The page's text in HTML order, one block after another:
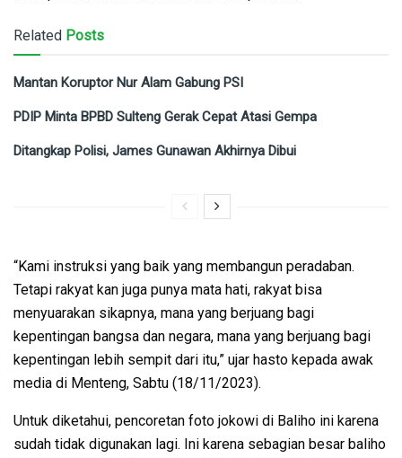
Related Posts
Mantan Koruptor Nur Alam Gabung PSI
PDIP Minta BPBD Sulteng Gerak Cepat Atasi Gempa
Ditangkap Polisi, James Gunawan Akhirnya Dibui
“Kami instruksi yang baik yang membangun peradaban.
Tetapi rakyat kan juga punya mata hati, rakyat bisa
menyuarakan sikapnya, mana yang berjuang bagi
kepentingan bangsa dan negara, mana yang berjuang bagi
kepentingan lebih sempit dari itu,” ujar hasto kepada awak
media di Menteng, Sabtu (18/11/2023).
Untuk diketahui, pencoretan foto jokowi di Baliho ini karena
sudah tidak digunakan lagi. Ini karena sebagian besar baliho